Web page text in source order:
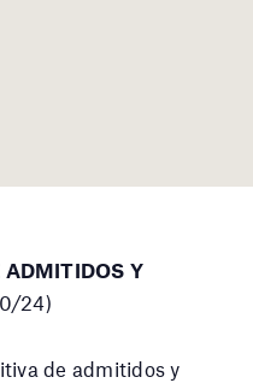
ADMITIDOS Y
24)
de admitidos y